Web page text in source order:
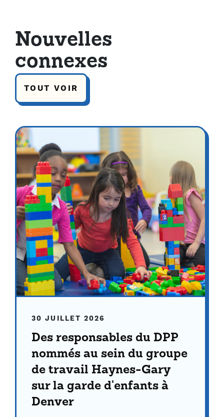
Nouvelles
connexes
TOUT VOIR
30 JUILLET 2026
Des responsables du DPP
nommés au sein du groupe
de travail Haynes-Gary
sur la garde d'enfants à
Denver